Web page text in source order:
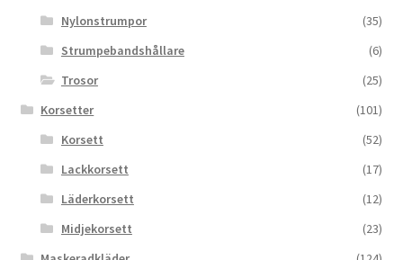
Nylonstrumpor
(35)
Strumpebandshållare
(6)
Trosor
(25)
Korsetter
(101)
Korsett
(52)
Lackkorsett
(17)
Läderkorsett
(12)
Midjekorsett
(23)